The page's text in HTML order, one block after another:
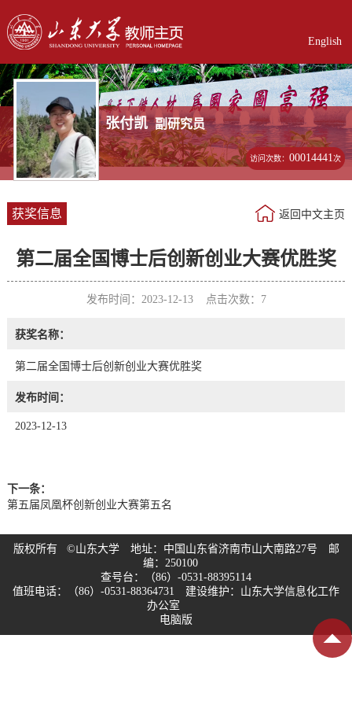
English
张付凯 副研究员
访问次数：00014441次
获奖信息 返回中文主页
第二届全国博士后创新创业大赛优胜奖
发布时间：2023-12-13 点击次数： 7
获奖名称：
第二届全国博士后创新创业大赛优胜奖
发布时间：
2023-12-13
下一条：
第五届凤凰杯创新创业大赛第五名
版权所有 ©山东大学 地址：中国山东省济南市山大南路27号 邮
编：250100
查号台：（86）-0531-88395114
值班电话：（86）-0531-88364731 建设维护：山东大学信息化工作
办公室
电脑版